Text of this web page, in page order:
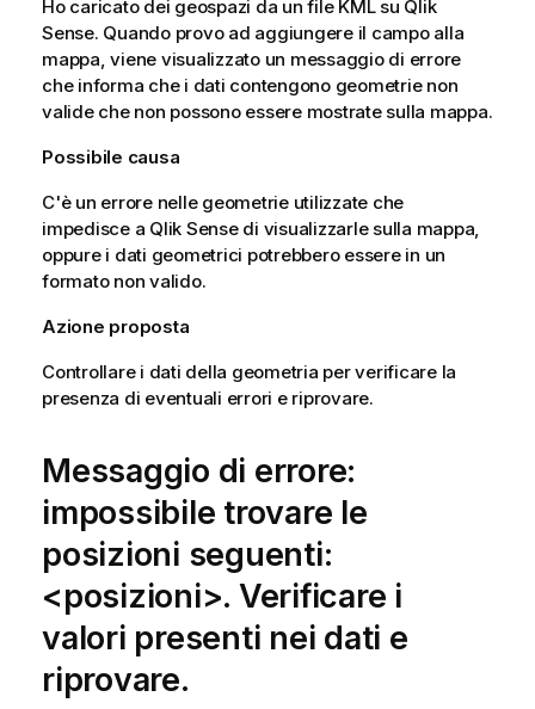
Ho caricato dei geospazi da un file KML su Qlik
Sense. Quando provo ad aggiungere il campo alla
mappa, viene visualizzato un messaggio di errore
che informa che i dati contengono geometrie non
valide che non possono essere mostrate sulla mappa.
Possibile causa
C'è un errore nelle geometrie utilizzate che
impedisce a Qlik Sensedi visualizzarle sulla mappa,
oppure i dati geometrici potrebbero essere in un
formato non valido.
Azione proposta
Controllare i dati della geometria per verificare la
presenza di eventuali errori e riprovare.
Messaggio di errore:
impossibile trovare le
posizioni seguenti:
<posizioni>. Verificare i
valori presenti nei dati e
riprovare.